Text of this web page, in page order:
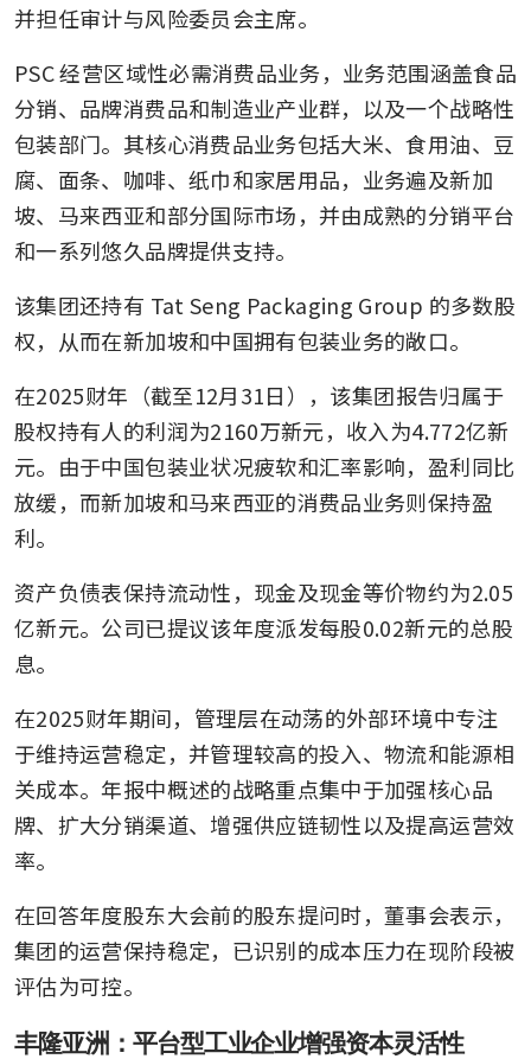
并担任审计与风险委员会主席。
PSC 经营区域性必需消费品业务，业务范围涵盖食品
分销、品牌消费品和制造业产业群，以及一个战略性
包装部门。其核心消费品业务包括大米、食用油、豆
腐、面条、咖啡、纸巾和家居用品，业务遍及新加
坡、马来西亚和部分国际市场，并由成熟的分销平台
和一系列悠久品牌提供支持。
该集团还持有 Tat Seng Packaging Group 的多数股
权，从而在新加坡和中国拥有包装业务的敞口。
在2025财年（截至12月31日），该集团报告归属于
股权持有人的利润为2160万新元，收入为4.772亿新
元。由于中国包装业状况疲软和汇率影响，盈利同比
放缓，而新加坡和马来西亚的消费品业务则保持盈
利。
资产负债表保持流动性，现金及现金等价物约为2.05
亿新元。公司已提议该年度派发每股0.02新元的总股
息。
在2025财年期间，管理层在动荡的外部环境中专注
于维持运营稳定，并管理较高的投入、物流和能源相
关成本。年报中概述的战略重点集中于加强核心品
牌、扩大分销渠道、增强供应链韧性以及提高运营效
率。
在回答年度股东大会前的股东提问时，董事会表示，
集团的运营保持稳定，已识别的成本压力在现阶段被
评估为可控。
丰隆亚洲：平台型工业企业增强资本灵活性